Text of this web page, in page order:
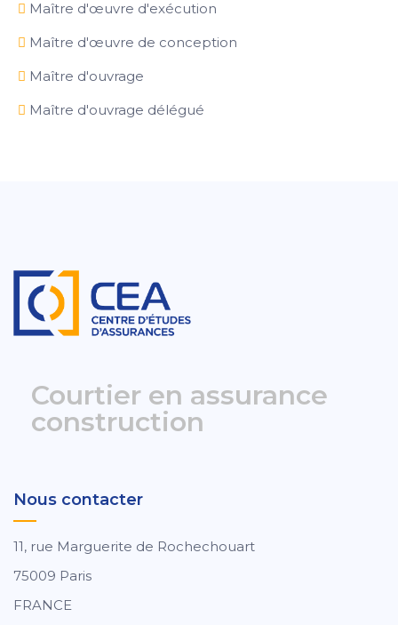
Maître d'œuvre d'exécution
Maître d'œuvre de conception
Maître d'ouvrage
Maître d'ouvrage délégué
Courtier en assurance
construction
Nous contacter
11, rue Marguerite de Rochechouart
75009 Paris
FRANCE